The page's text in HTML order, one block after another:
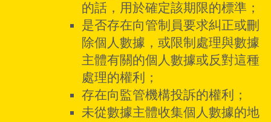
的話，用於確定該期限的標準；
是否存在向管制員要求糾正或刪
除個人數據，或限制處理與數據
主體有關的個人數據或反對這種
處理的權利；
存在向監管機構投訴的權利；
未從數據主體收集個人數據的地